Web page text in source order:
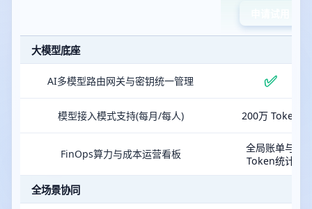
大模型底座
AI多模型路由网关与密钥统一管理 ✅
模型接入模式支持(每月/每人) 200万 Token
FinOps算力与成本运营看板
全局账单与
Token统计
全场景协同